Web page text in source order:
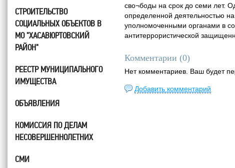
сво¬боды на срок до семи лет.
определенной деятельностью
уполномоченными органами в
антитеррористической
Комментарии (0)
Нет комментариев. Ваш будет
Добавить комментарий
СТРОИТЕЛЬСТВО
СОЦИАЛЬНЫХ ОБЪЕКТОВ В
МО "ХАСАВЮРТОВСКИЙ
РАЙОН"
РЕЕСТР МУНИЦИПАЛЬНОГО
ИМУЩЕСТВА
ОБЪЯВЛЕНИЯ
КОМИССИЯ ПО ДЕЛАМ
НЕСОВЕРШЕННОЛЕТНИХ
СМИ